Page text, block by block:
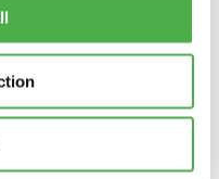
rajattomasti
saunoja voivat joko
saapua saunalle ja